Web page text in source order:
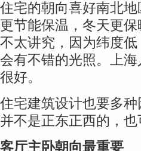
住宅的朝向喜好南北
更节能保温，冬天更
不太讲究，因为纬度
会有不错的光照。上
很好。
住宅建筑设计也要多
并不是正东正西的，
客厅主卧朝向最重要